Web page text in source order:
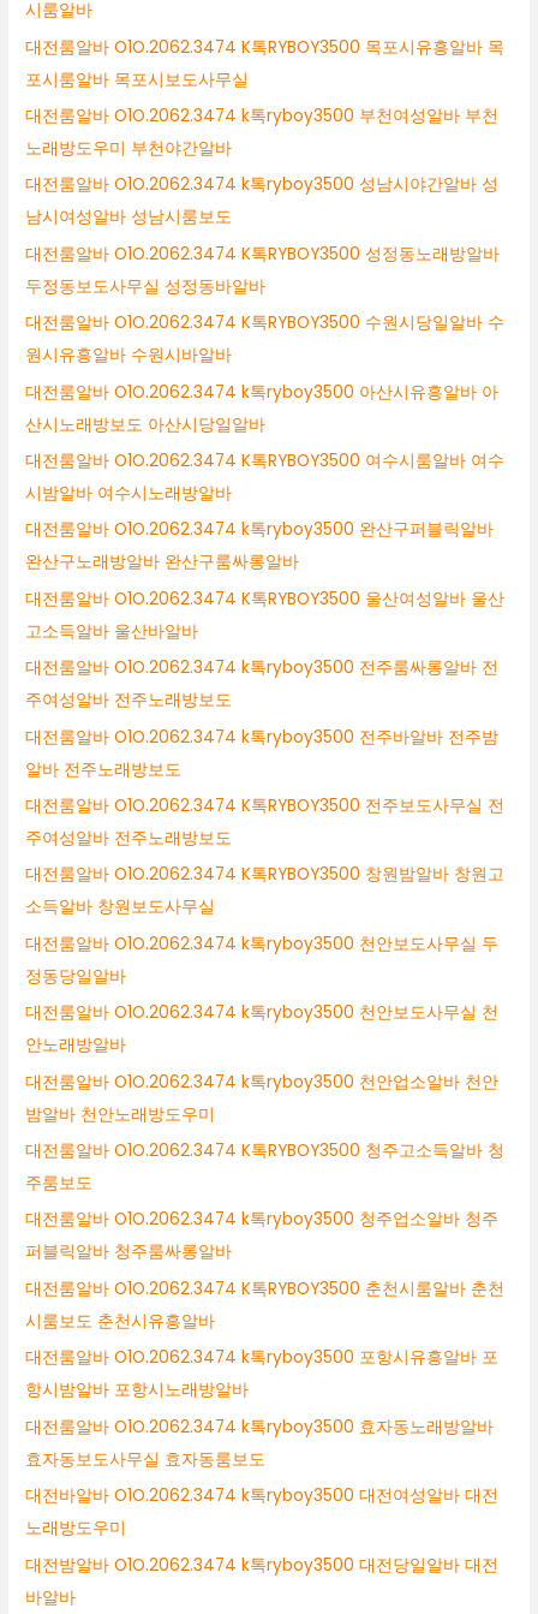
시룸알바
대전룸알바 O1O.2062.3474 K톡RYBOY3500 목포시유흥알바 목
포시룸알바 목포시보도사무실
대전룸알바 O1O.2062.3474 k톡ryboy3500 부천여성알바 부천
노래방도우미 부천야간알바
대전룸알바 O1O.2062.3474 k톡ryboy3500 성남시야간알바 성
남시여성알바 성남시룸보도
대전룸알바 O1O.2062.3474 K톡RYBOY3500 성정동노래방알바
두정동보도사무실 성정동바알바
대전룸알바 O1O.2062.3474 K톡RYBOY3500 수원시당일알바 수
원시유흥알바 수원시바알바
대전룸알바 O1O.2062.3474 k톡ryboy3500 아산시유흥알바 아
산시노래방보도 아산시당일알바
대전룸알바 O1O.2062.3474 K톡RYBOY3500 여수시룸알바 여수
시밤알바 여수시노래방알바
대전룸알바 O1O.2062.3474 k톡ryboy3500 완산구퍼블릭알바
완산구노래방알바 완산구룸싸롱알바
대전룸알바 O1O.2062.3474 K톡RYBOY3500 울산여성알바 울산
고소득알바 울산바알바
대전룸알바 O1O.2062.3474 k톡ryboy3500 전주룸싸롱알바 전
주여성알바 전주노래방보도
대전룸알바 O1O.2062.3474 k톡ryboy3500 전주바알바 전주밤
알바 전주노래방보도
대전룸알바 O1O.2062.3474 K톡RYBOY3500 전주보도사무실 전
주여성알바 전주노래방보도
대전룸알바 O1O.2062.3474 K톡RYBOY3500 창원밤알바 창원고
소득알바 창원보도사무실
대전룸알바 O1O.2062.3474 k톡ryboy3500 천안보도사무실 두
정동당일알바
대전룸알바 O1O.2062.3474 k톡ryboy3500 천안보도사무실 천
안노래방알바
대전룸알바 O1O.2062.3474 k톡ryboy3500 천안업소알바 천안
밤알바 천안노래방도우미
대전룸알바 O1O.2062.3474 K톡RYBOY3500 청주고소득알바 청
주룸보도
대전룸알바 O1O.2062.3474 k톡ryboy3500 청주업소알바 청주
퍼블릭알바 청주룸싸롱알바
대전룸알바 O1O.2062.3474 K톡RYBOY3500 춘천시룸알바 춘천
시룸보도 춘천시유흥알바
대전룸알바 O1O.2062.3474 k톡ryboy3500 포항시유흥알바 포
항시밤알바 포항시노래방알바
대전룸알바 O1O.2062.3474 k톡ryboy3500 효자동노래방알바
효자동보도사무실 효자동룸보도
대전바알바 O1O.2062.3474 k톡ryboy3500 대전여성알바 대전
노래방도우미
대전밤알바 O1O.2062.3474 k톡ryboy3500 대전당일알바 대전
바알바